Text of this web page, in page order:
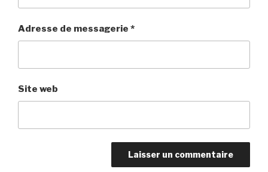
Adresse de messagerie *
Site web